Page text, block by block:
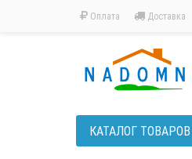
Оплата Доставка
КАТАЛОГ ТОВАРОВ